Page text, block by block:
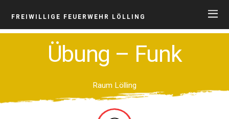
FREIWILLIGE FEUERWEHR LÖLLING
Übung – Funk
Raum Lölling